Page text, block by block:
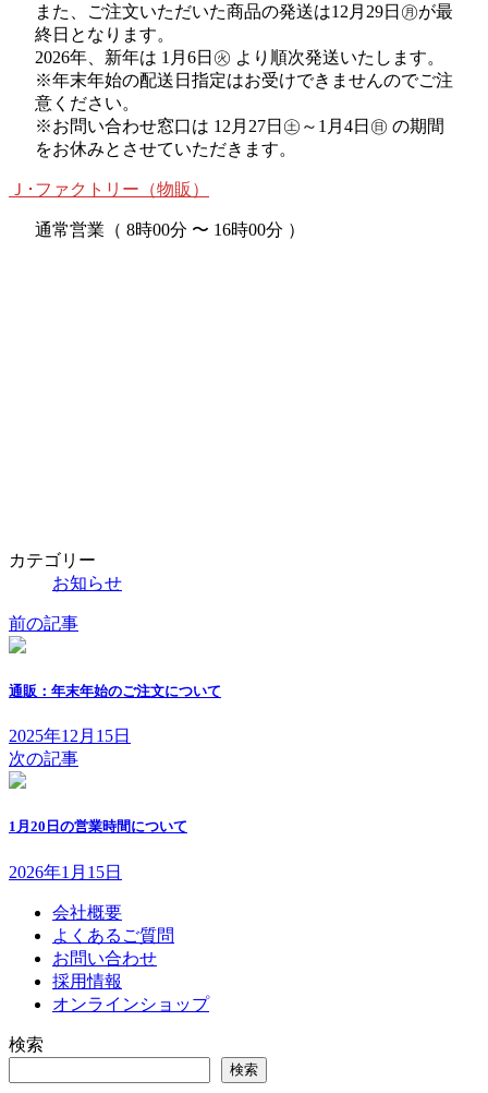
また、ご注文いただいた商品の発送は12月29日㊊が最
終日となります。
2026年、新年は 1月6日㊋ より順次発送いたします。
※年末年始の配送日指定はお受けできませんのでご注
意ください。
※お問い合わせ窓口は 12月27日㊏～1月4日㊐ の期間
をお休みとさせていただきます。
Ｊ･ファクトリー（物販）
通常営業（ 8時00分 〜 16時00分 ）
カテゴリー
お知らせ
前の記事
通販：年末年始のご注文について
2025年12月15日
次の記事
1月20日の営業時間について
2026年1月15日
会社概要
よくあるご質問
お問い合わせ
採用情報
オンラインショップ
検索
検索